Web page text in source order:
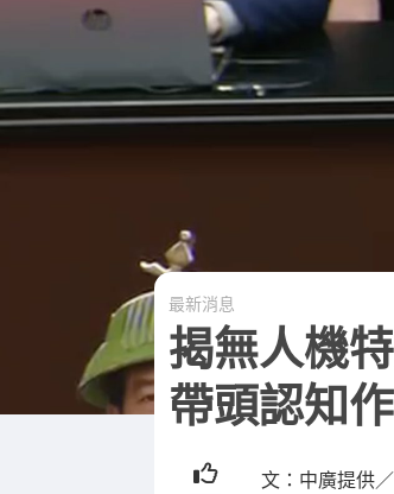
最新消息
揭無人機
帶頭認知
文：中廣提供